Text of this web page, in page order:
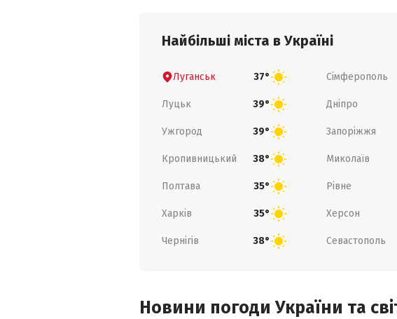
Найбільші міста в Україні
Луганськ 37° Сімферополь
Луцьк 39° Дніпро
Ужгород 39° Запоріжжя
Кропивницький 38° Миколаїв
Полтава 35° Рівне
Харків 35° Херсон
Чернігів 38° Севастополь
Новини погоди України та